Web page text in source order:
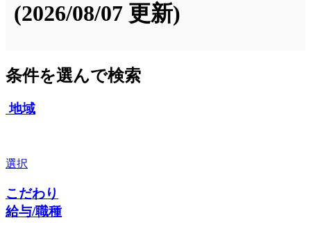
(2026/08/07 更新)
条件を選んで検索
地域
選択
こだわり
給与/職種